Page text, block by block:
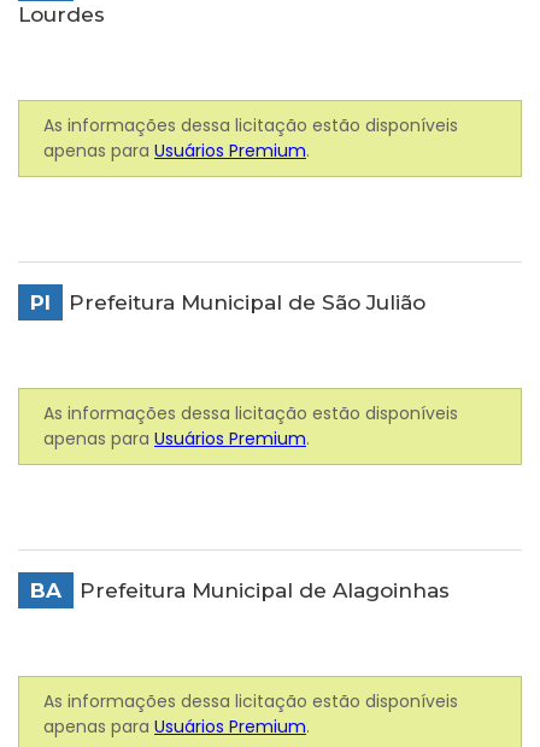
Lourdes
As informações dessa licitação estão disponíveis
apenas para Usuários Premium.
PI Prefeitura Municipal de São Julião
As informações dessa licitação estão disponíveis
apenas para Usuários Premium.
BA Prefeitura Municipal de Alagoinhas
As informações dessa licitação estão disponíveis
apenas para Usuários Premium.